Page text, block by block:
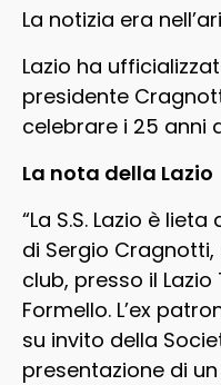
La notizia era
Lazio ha
presidente
celebrare i 25 anni
La nota della Lazio
“La S.S. Lazio è
di Sergio
club, presso il
Formello. L’ex
su invito della
presentazione di